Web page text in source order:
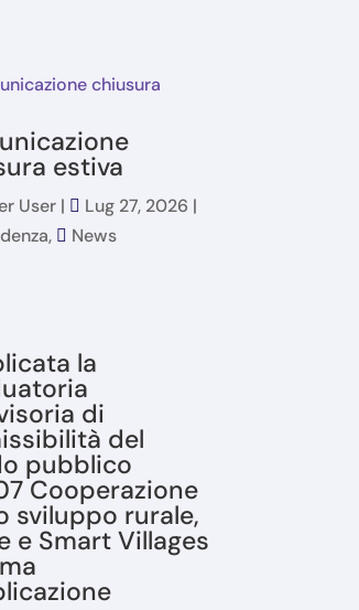
estiva
User| Lug 27, 2026 |
, News
la
di
del
pubblico
Cooperazione
sviluppo rurale,
e Smart Villages